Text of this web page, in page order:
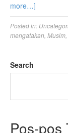
more…]
Posted in:
mengatakan Musim
Search
Pos-pos